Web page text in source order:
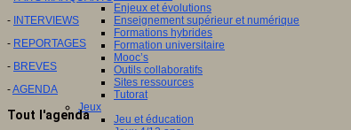
Enjeux et évolutions
Enseignement supérieur et numérique
Formations hybrides
Formation universitaire
Mooc’s
Outils collaboratifs
Sites ressources
Tutorat
Jeux
Jeu et éducation
- INTERVIEWS
- REPORTAGES
- BREVES
-AGENDA
Tout l'agenda